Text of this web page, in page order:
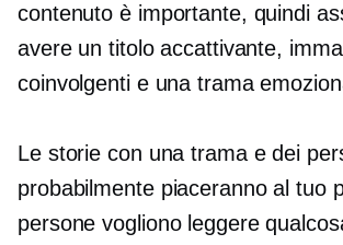
contenuto è importante, quindi
avere un titolo accattivante,
coinvolgenti e una trama
Le storie con una trama e dei
probabilmente piaceranno al tuo
persone vogliono leggere